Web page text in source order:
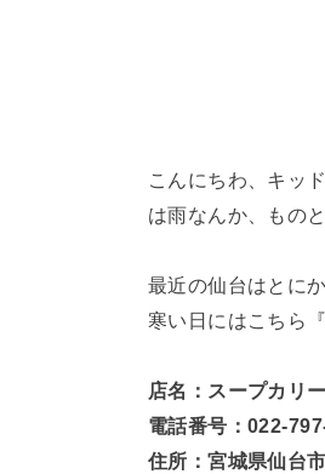
こんにちわ、キッ
は雨なんか、もの
最近の仙台はとに
寒い日にはこちら
店名：スープカリ
電話番号：022-
住所：宮城県仙台